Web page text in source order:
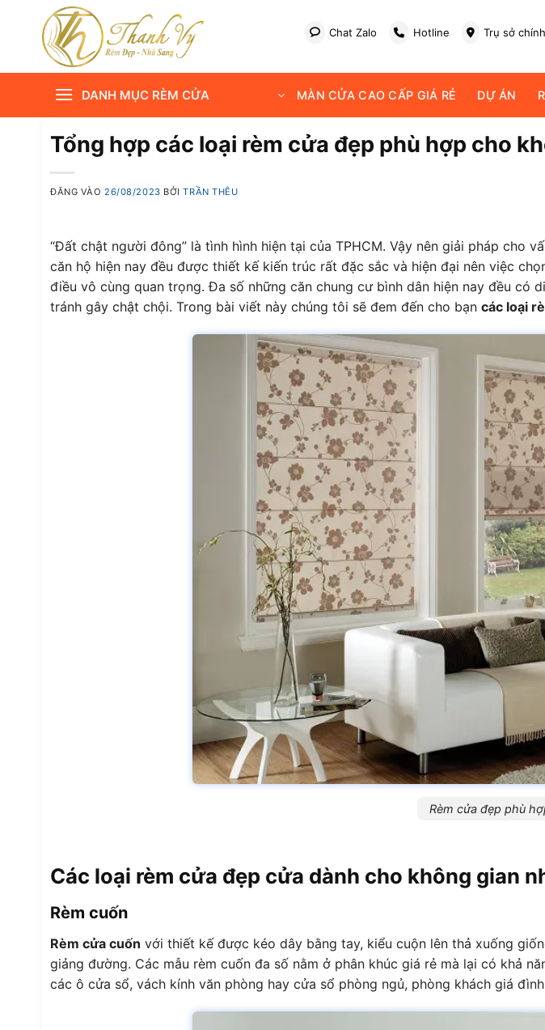
dung
Chat Zalo Hotline Trụ sở
DANH MỤC RÈM CỬA MÀN CỬA CAO CẤP GIÁ RẺ DỰ ÁN
Tổng hợp các loại rèm cửa đẹp phù hợp cho
ĐĂNG VÀO26/08/2023 BỞITRẦN THÊU
“Đất chật người đông” là tình hình hiện tại của TPHCM. Vậy nên giải pháp cho
căn hộ hiện nay đều được thiết kế kiến trúc rất đặc sắc và hiện đại nên việc
điều vô cùng quan trọng. Đa số những căn chung cư bình dân hiện nay đều
tránh gây chật chội. Trong bài viết này chúng tôi sẽ đem đến cho bạn các loại
Rèm cửa đẹp phù
Các loại rèm cửa đẹp cửa dành cho không gian
Rèm cuốn
Rèm cửa cuốn với thiết kế được kéo dây bằng tay, kiểu cuộn lên thả xuống
giảng đường. Các mẫu rèm cuốn đa số nằm ở phân khúc giá rẻ mà lại có khả
các ô cửa sổ, vách kính văn phòng hay cửa sổ phòng ngủ, phòng khách giá